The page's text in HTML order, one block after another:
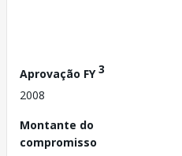
Aprovação FY3
2008
Montante do
compromisso